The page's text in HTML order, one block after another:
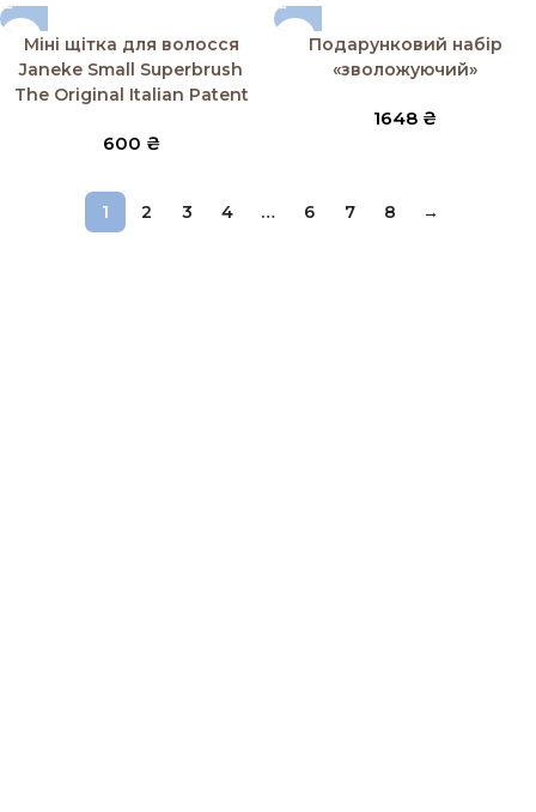
SOLD OUT
Міні щітка для волосся
Janeke Small Superbrush
The Original Italian Patent
600 ₴
Подарунковий набір
«зволожуючий»
1648 ₴
1 2 3 4 … 6 7 8 →